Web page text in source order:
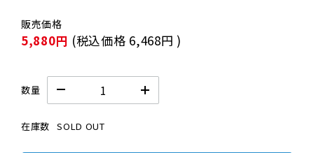
5,880円 (税込価格 6,468円 )
数量
在庫数 SOLD OUT